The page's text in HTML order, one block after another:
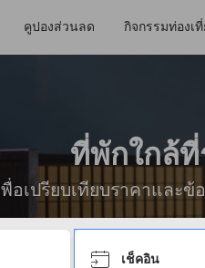
คูปองส่วนลด กิจกรรมท่องเที่
ที่พักใกล้ที่
อเปรียบเทียบราคาและ
เช็คอิน